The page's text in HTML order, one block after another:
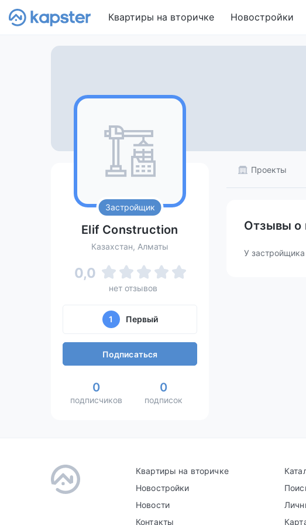
Квартиры на вторичке Новостройки
Застройщик
Elif Construction
Казахстан, Алматы
0,0
нет отзывов
1 Первый
Подписаться
0
подписчиков
0
подписок
Проекты
Отзывы о
У застройщика
Квартиры на вторичке
Новостройки
Новости
Контакты